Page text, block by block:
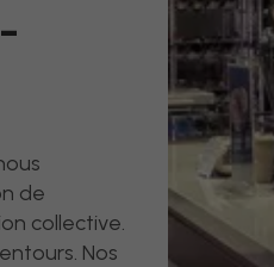
de
collective.
Nos